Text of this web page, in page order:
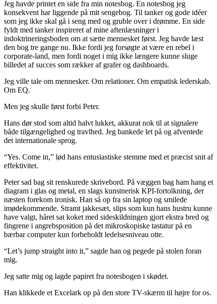
Jeg havde printet en side fra min notesbog. En notesbog jeg
konsekvent har liggende på mit sengebog. Til tanker og gode idéer
som jeg ikke skal gå i seng med og gruble over i drømme. En side
fyldt med tanker inspireret af mine aftenlæsninger i
indoktrineringsboden om at sætte mennesket først. Jeg havde læst
den bog tre gange nu. Ikke fordi jeg forsøgte at være en rebel i
corporate-land, men fordi noget i mig ikke længere kunne sluge
billedet af succes som rækker af grafer og dashboards.
Jeg ville tale om mennesker. Om relationer. Om empatisk lederskab.
Om EQ.
Men jeg skulle først forbi Peter.
Hans dør stod som altid halvt lukket, akkurat nok til at signalere
både tilgængelighed og travlhed. Jeg bankede let på og afventede
det internationale sprog.
“Yes. Come in,” lød hans entusiastiske stemme med et præcist snit af
effektivitet.
Peter sad bag sit renskurede skrivebord. På væggen bag ham hang et
diagram i glas og metal, en slags kunstnerisk KPI-fortolkning, der
næsten forekom ironisk. Han så op fra sin laptop og smilede
imødekommende. Stramt jakkesæt, slips som kun hans hustru kunne
have valgt, håret sat koket med sideskildningen gjort ekstra bred og
fingrene i angrebsposition på det mikroskopiske tastatur på en
bærbar computer kun forbeholdt ledelsesniveau otte.
“Let’s jump straight into it,” sagde han og pegede på stolen foran
mig.
Jeg satte mig og lagde papiret fra notesbogen i skødet.
Han klikkede et Excelark op på den store TV-skærm til højre for os.